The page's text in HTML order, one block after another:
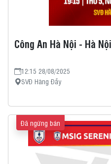
Công An Hà Nội - Hà Nội
12:15 28/08/2025
SVĐ Hàng Đẫy
Đã ngừng bán